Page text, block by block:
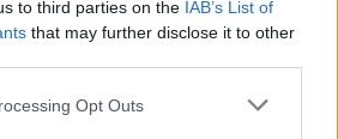
to third parties on the IAB’s List of
that may further disclose it to other
app uses one or more Google
Opt Outs
μουσικής αφήγησης του
η ηχογράφηση από το ρεσιτάλ